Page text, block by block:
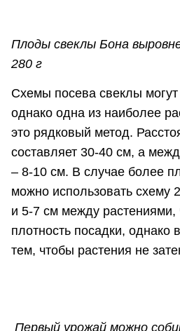
Плоды свеклы Бона
280 г
Схемы посева свеклы могут
однако одна из наиболее
это рядковый метод.
составляет 30-40 см, а
– 8-10 см. В случае более
можно использовать схему
и 5-7 см между растениями,
плотность посадки, однако
тем, чтобы растения не
Первый урожай можно